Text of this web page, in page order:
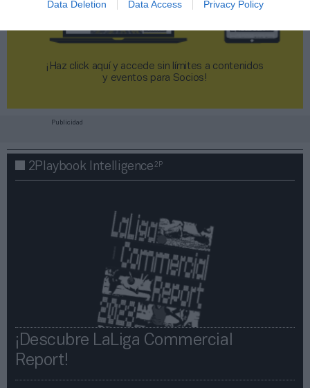
Data Deletion Data Access Privacy Policy
¡Haz click aquí y accede sin límites a contenidos
y eventos para Socios!​​​​​​​
Publicidad
2Playbook Intelligence2P
¡Descubre LaLiga Commercial
Report!​​